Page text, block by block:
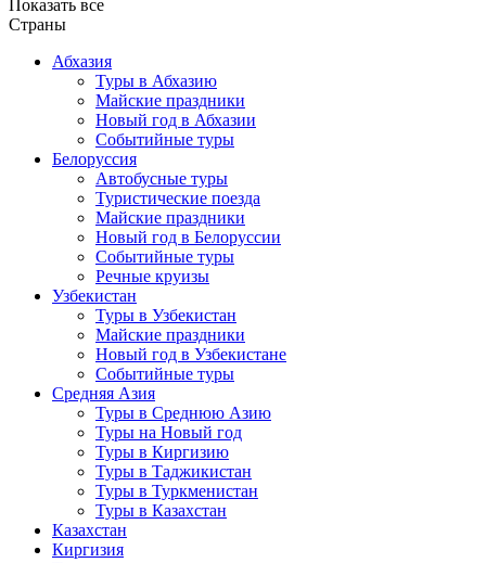
Показать все
Страны
Абхазия
Туры в Абхазию
Майские праздники
Новый год в Абхазии
Событийные туры
Белоруссия
Автобусные туры
Туристические поезда
Майские праздники
Новый год в Белоруссии
Событийные туры
Речные круизы
Узбекистан
Туры в Узбекистан
Майские праздники
Новый год в Узбекистане
Событийные туры
Средняя Азия
Туры в Среднюю Азию
Туры на Новый год
Туры в Киргизию
Туры в Таджикистан
Туры в Туркменистан
Туры в Казахстан
Казахстан
Киргизия